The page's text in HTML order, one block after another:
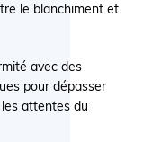
le blanchiment et
avec des
pour dépasser
les attentes du